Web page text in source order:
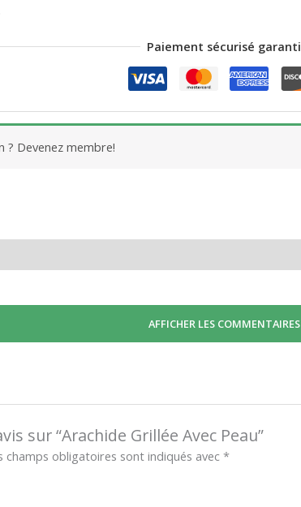
Paiement sécurisé garanti
? Devenez membre!
AFFICHER LES COMMENTAIRES
sur “Arachide Grillée Avec Peau”
champs obligatoires sont indiqués avec*